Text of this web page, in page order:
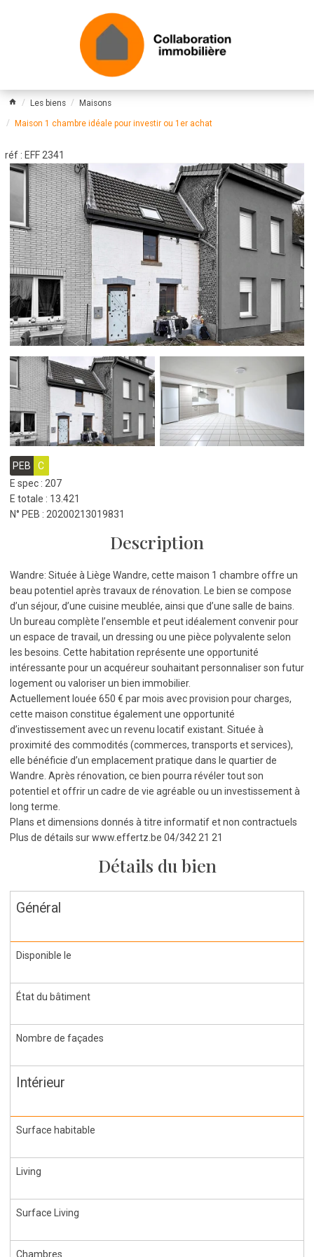
Les biens Maisons
Maison 1 chambre idéale pour investir ou 1er achat
réf : EFF 2341
PEB
C
E spec : 207
E totale : 13.421
N° PEB : 20200213019831
Description
Wandre: Située à Liège Wandre, cette maison 1 chambre offre un
beau potentiel après travaux de rénovation. Le bien se compose
d’un séjour, d’une cuisine meublée, ainsi que d’une salle de bains.
Un bureau complète l’ensemble et peut idéalement convenir pour
un espace de travail, un dressing ou une pièce polyvalente selon
les besoins. Cette habitation représente une opportunité
intéressante pour un acquéreur souhaitant personnaliser son futur
logement ou valoriser un bien immobilier.
Actuellement louée 650 € par mois avec provision pour charges,
cette maison constitue également une opportunité
d’investissement avec un revenu locatif existant. Située à
proximité des commodités (commerces, transports et services),
elle bénéficie d’un emplacement pratique dans le quartier de
Wandre. Après rénovation, ce bien pourra révéler tout son
potentiel et offrir un cadre de vie agréable ou un investissement à
long terme.
Plans et dimensions donnés à titre informatif et non contractuels
Plus de détails sur www.effertz.be 04/342 21 21
Détails du bien
Général
Disponible le
État du bâtiment
Nombre de façades
Intérieur
Surface habitable
Living
Surface Living
Chambres